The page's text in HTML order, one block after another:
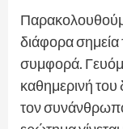
διάφορα
συμφορά.
καθημερινή του
τον